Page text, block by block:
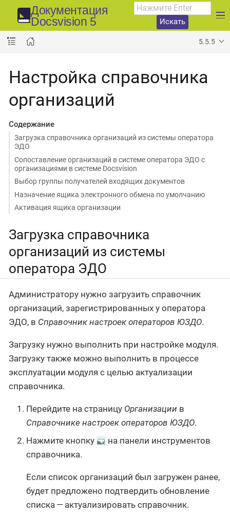
Документация
Docsvision 5
Искать
5.5.5
Настройка справочника
организаций
Содержание
Загрузка справочника организаций из системы оператора
ЭДО
Сопоставление организаций в системе оператора ЭДО с
организациями в системе Docsvision
Выбор группы получателей входящих документов
Назначение ящика электронного обмена по умолчанию
Активация ящика организации
Загрузка справочника
организаций из системы
оператора ЭДО
Администратору нужно загрузить справочник
организаций, зарегистрированных у оператора
ЭДО, в Справочник настроек операторов ЮЗДО.
Загрузку нужно выполнить при настройке модуля.
Загрузку также можно выполнить в процессе
эксплуатации модуля с целью актуализации
справочника.
Перейдите на страницу Организации в
Справочнике настроек операторов ЮЗДО.
Нажмите кнопку
на панели инструментов
справочника.
Если список организаций был загружен ранее,
будет предложено подтвердить обновление
списка — актуализировать справочник.